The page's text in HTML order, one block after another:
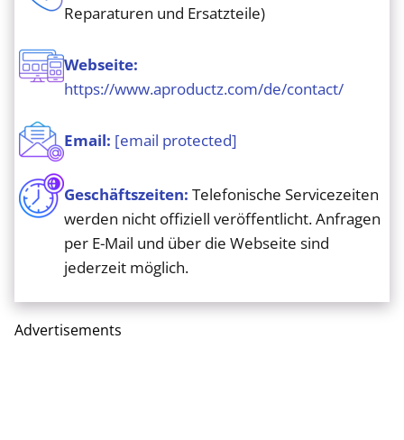
Reparaturen und Ersatzteile)
Webseite:
https://www.aproductz.com/de/contact/
Email: [email protected]
Geschäftszeiten: Telefonische Servicezeiten
werden nicht offiziell veröffentlicht. Anfragen
per E-Mail und über die Webseite sind
jederzeit möglich.
Advertisements